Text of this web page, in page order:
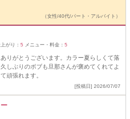
（女性/40代/パート・アルバイト）
がり： 5 メニュー・料金： 5
りがとうございます。カラー夏らしくて落
しぶりのボブも旦那さんが褒めてくれてよ
頑張れます。
[投稿日] 2026/07/07